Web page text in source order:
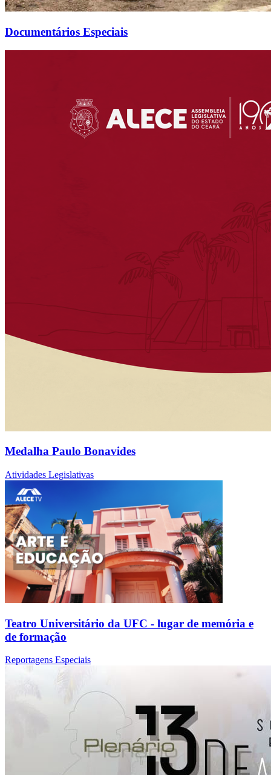
Documentários Especiais
Medalha Paulo Bonavides
Atividades Legislativas
Teatro Universitário da UFC - lugar de memória e
de formação
Reportagens Especiais